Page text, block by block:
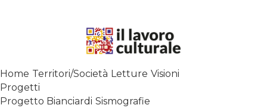
SPALANCARE LE FINESTRE DEI
CONTEMPORANEO
Home Territori/Società Letture Visioni
Progetti
Progetto Bianciardi Sismografie